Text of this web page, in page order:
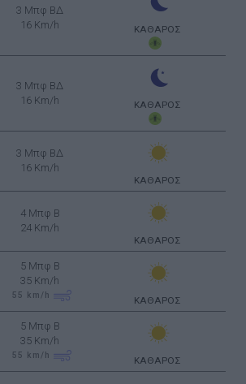
3 Μπφ ΒΔ
16 Km/h
ΚΑΘΑΡΟΣ
3 Μπφ ΒΔ
16 Km/h
ΚΑΘΑΡΟΣ
3 Μπφ ΒΔ
16 Km/h
ΚΑΘΑΡΟΣ
4 Μπφ B
24 Km/h
ΚΑΘΑΡΟΣ
5 Μπφ B
35 Km/h
55 km/h ΚΑΘΑΡΟΣ
5 Μπφ B
35 Km/h
55 km/h ΚΑΘΑΡΟΣ